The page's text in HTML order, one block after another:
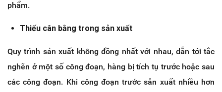
phẩm.
Thiếu cân bằng trong sản xuất
Quy trình sản xuất không đồng nhất với nhau, dẫn tới tắc
nghẽn ở một số công đoạn, hàng bị tích tụ trước hoặc sau
các công đoạn. Khi công đoạn trước sản xuất nhiều hơn